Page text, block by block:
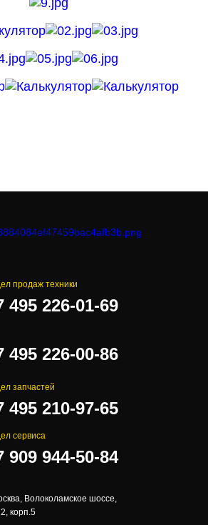
продаж техники
495 226-01-69
495 226-00-86
запчастей
495 210-97-65
сервиса
909 944-50-84
Волоколамское шоссе,
корп.5